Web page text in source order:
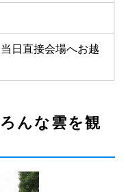
日直接会場へお越
んな雲を観